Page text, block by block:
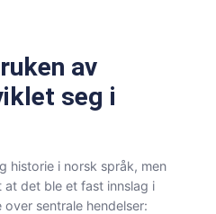
av
seg i
historie i norsk språk, men
det ble et fast innslag i
sentrale hendelser: